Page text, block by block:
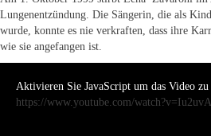
Lungenentzündung. Die Sängerin, die als
wurde, konnte es nie verkraften, dass ihre
wie sie angefangen ist.
Aktivieren Sie JavaScript um das Video zu
https://www.youtube.com/